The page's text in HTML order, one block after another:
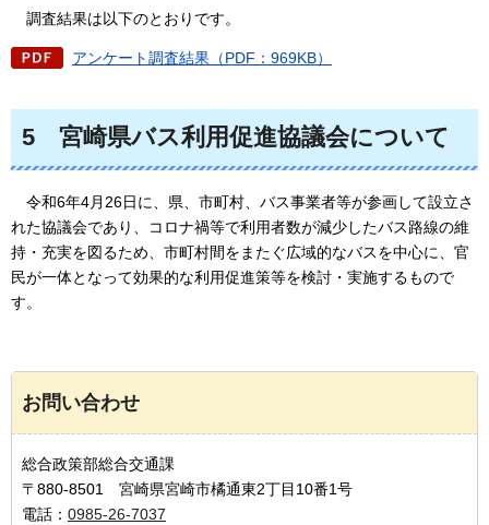
調査結果は以下のとおりです。
アンケート調査結果（PDF：969KB）
5 宮崎県バス利用促進協議会について
令和6年4月26日に、 県、市町村、バス事業者等が参画して設立さ
れた協議会であり、コロナ禍等で利用者数が減少したバス路線の維
持・充実を図るため、市町村間をまたぐ広域的なバスを中心に、官
民が一体となって効果的な利用促進策等を検討・実施するもので
す。
お問い合わせ
総合政策部総合交通課
〒880-8501 宮崎県宮崎市橘通東2丁目10番1号
電話： 0985-26-7037